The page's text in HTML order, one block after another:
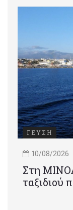
ΓΕΥΣΗ
10/08/2026
Στη
ταξιδιού